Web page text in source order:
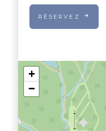
RÉSERVEZ
+
−